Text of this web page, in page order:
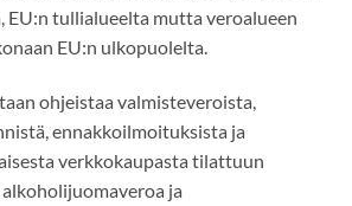
EU:n tullialueelta mutta veroalueen
EU:n ulkopuolelta.
ohjeistaa valmisteveroista,
ennakkoilmoituksista ja
verkkokaupasta tilattuun
ja